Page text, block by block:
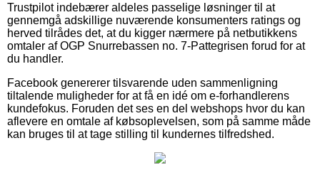
Trustpilot indebærer aldeles passelige løsninger til at
gennemgå adskillige nuværende konsumenters ratings og
herved tilrådes det, at du kigger nærmere på netbutikkens
omtaler af OGP Snurrebassen no. 7-Pattegrisen forud for at
du handler.
Facebook genererer tilsvarende uden sammenligning
tiltalende muligheder for at få en idé om e-forhandlerens
kundefokus. Foruden det ses en del webshops hvor du kan
aflevere en omtale af købsoplevelsen, som på samme måde
kan bruges til at tage stilling til kundernes tilfredshed.